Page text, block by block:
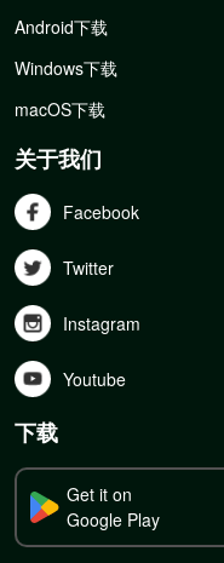
Android下载
Windows下载
macOS下载
关于我们
Facebook
Twitter
Instagram
Youtube
下载
Get it on
Google Play